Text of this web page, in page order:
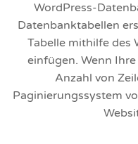
WordPress-
Datenbanktabellen
Tabelle mithilfe des
einfügen. Wenn
Anzahl von
Paginierungssystem